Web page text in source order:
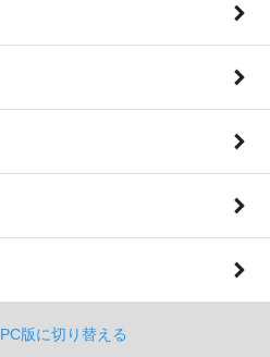
PC版に切り替える